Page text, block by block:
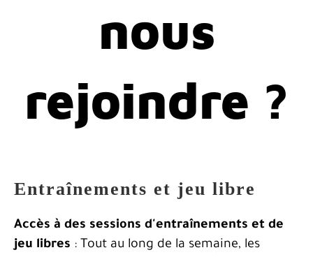
nous
rejoindre ?
Entraînements et jeu libre
Accès à des sessions d'entraînements et de
jeu libres : Tout au long de la semaine, les